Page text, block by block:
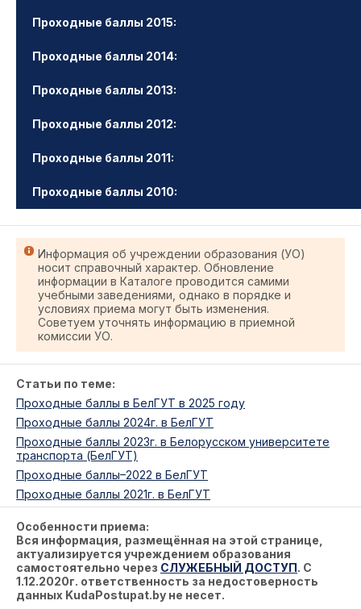
Проходные баллы 2015:
Проходные баллы 2014:
Проходные баллы 2013:
Проходные баллы 2012:
Проходные баллы 2011:
Проходные баллы 2010:
Информация об учреждении образования (УО)
носит справочный характер. Обновление
информации в Каталоге проводится самими
учебными заведениями, однако в порядке и
условиях приема могут быть изменения.
Советуем уточнять информацию в приемной
комиссии УО.
Статьи по теме:
Проходные баллы в БелГУТ в 2025 году
Проходные баллы 2024г. в БелГУТ
Проходные баллы 2023г. в Белорусском университете
транспорта (БелГУТ)
Проходные баллы–2022 в БелГУТ
Проходные баллы 2021г. в БелГУТ
Особенности приема:
Вся информация, размещённая на этой странице,
актуализируется учреждением образования
самостоятельно через СЛУЖЕБНЫЙ ДОСТУП. С
1.12.2020г. ответственность за недостоверность
данных KudaPostupat.by не несет.